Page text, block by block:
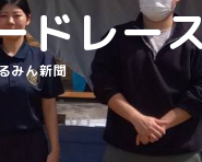
ドレー
リー
みん新聞